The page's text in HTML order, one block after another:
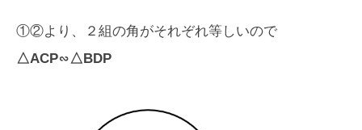
①②より、２組の角がそれぞれ等しいので
△ACP∽△BDP